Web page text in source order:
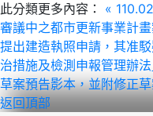
此分類更多內容：
«
審議中之都市更新事業計
提出建造執照申請，其准
治措施及檢測申報管理辦
草案預告影本，並附修正
返回頂部